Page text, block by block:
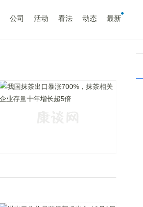
公司 活动 看法 动态 最新